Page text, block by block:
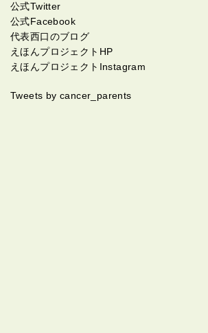
公式Twitter
公式Facebook
代表西口のブログ
えほんプロジェクトHP
えほんプロジェクトInstagram
Tweets by cancer_parents